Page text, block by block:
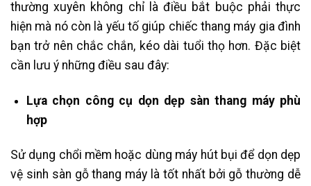
thường xuyên không chỉ là điều bắt buộc phải thực
hiện mà nó còn là yếu tố giúp chiếc thang máy gia đình
bạn trở nên chắc chắn, kéo dài tuổi thọ hơn. Đặc biệt
cần lưu ý những điều sau đây:
Lựa chọn công cụ dọn dẹp sàn thang máy phù
hợp
Sử dụng chổi mềm hoặc dùng máy hút bụi để dọn dẹp
vệ sinh sàn gỗ thang máy là tốt nhất bởi gỗ thường dễ